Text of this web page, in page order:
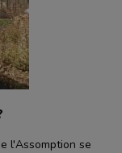
l'Assomption se